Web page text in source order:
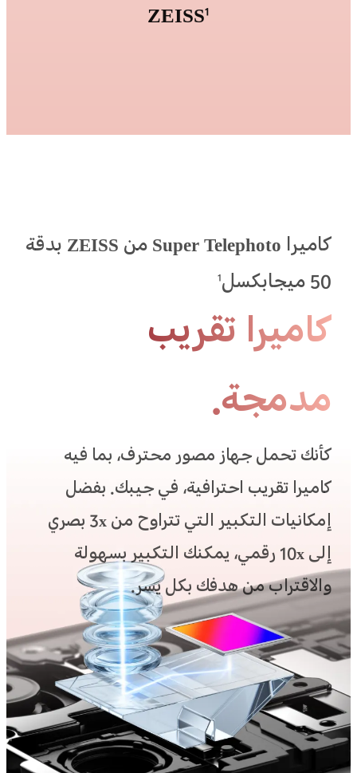
ZEISS1
كاميرا Super Telephoto من ZEISS بدقة
50 ميجابكسل
1
كاميرا تقريب
مدمجة.
كأنك تحمل جهاز مصور محترف، بما فيه
كاميرا تقريب احترافية، في جيبك. بفضل
إمكانيات التكبير التي تتراوح من 3x بصري
إلى 10x رقمي، يمكنك التكبير بسهولة
والاقتراب من هدفك بكل يسر.